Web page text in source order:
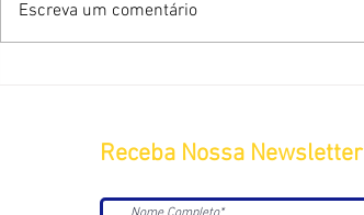
Escreva um comentário
Receba Nossa Newsletter